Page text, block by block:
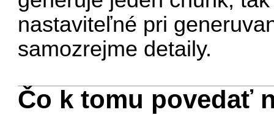
nastaviteľné pri
samozrejme detaily.
Čo k tomu povedať